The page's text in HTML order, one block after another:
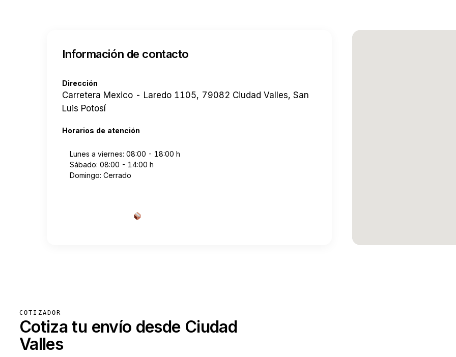
Información de contacto
Dirección
Carretera Mexico - Laredo 1105, 79082 Ciudad Valles, San
Luis Potosí
Horarios de atención
Lunes a viernes: 08:00 - 18:00 h
Sábado: 08:00 - 14:00 h
Domingo: Cerrado
COTIZADOR
Cotiza tu envío desde Ciudad
Valles